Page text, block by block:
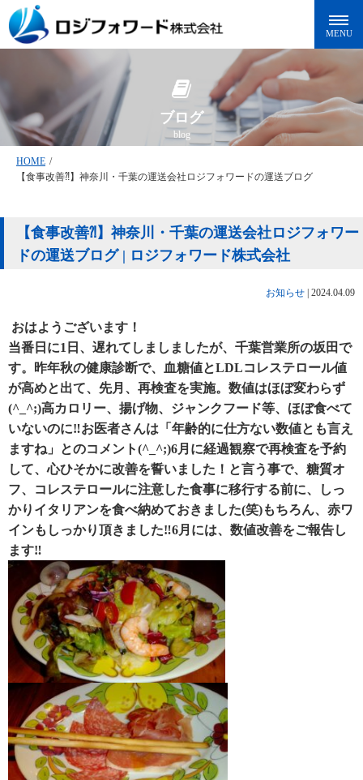
ブログ
blog
HOME /
【食事改善⁈】神奈川・千葉の運送会社ロジフォワードの運送ブログ
【食事改善⁈】神奈川・千葉の運送会社ロジフォワー
ドの運送ブログ | ロジフォワード株式会社
お知らせ 2024.04.09
おはようございます！
当番日に1日、遅れてしましましたが、千葉営業所の坂田で
す。昨年秋の健康診断で、血糖値とLDLコレステロール値
が高めと出て、先月、再検査を実施。数値はほぼ変わらず
(^_^;)高カロリー、揚げ物、ジャンクフード等、ほぼ食べて
いないのに‼お医者さんは「年齢的に仕方ない数値とも言え
ますね」とのコメント(^_^;)6月に経過観察で再検査を予約
して、心ひそかに改善を誓いました！と言う事で、糖質オ
フ、コレステロールに注意した食事に移行する前に、しっ
かりイタリアンを食べ納めておきました(笑)もちろん、赤ワ
インもしっかり頂きました‼6月には、数値改善をご報告し
ます‼